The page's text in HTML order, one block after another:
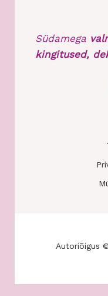
Südamega
kingitused,
Autoriõigus